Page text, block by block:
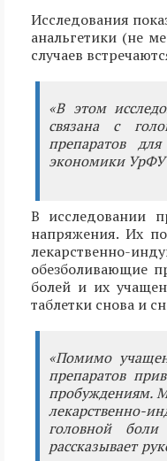
Исследования
анальгетики (не
случаев
«В этом
связана с
препаратов
экономики УрФУ
В исследовании
напряжения. Их
лекарственно-
обезболивающие
болей и их
таблетки снова и
«Помимо
препаратов
пробуждениям.
лекарственно-
головной
рассказывает